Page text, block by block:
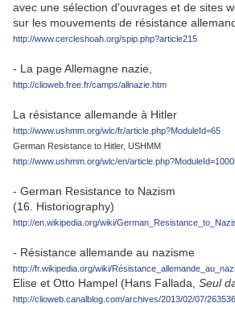
avec une sélection d'ouvrages et de sites
sur les mouvements de résistance
http://www.cercleshoah.org/spip.php?article215
- La page Allemagne nazie,
http://clioweb.free.fr/camps/allnazie.htm
La résistance allemande à Hitler
http://www.ushmm.org/wlc/fr/article.php?ModuleId=65
German Resistance to Hitler, USHMM
http://www.ushmm.org/wlc/en/
- German Resistance to Nazism
(16. Historiography)
http://en.wikipedia.org/wiki/
- Résistance allemande au nazisme
http://fr.wikipedia.org/wiki/
Elise et Otto Hampel (Hans Fallada, Seul
http://clioweb.canalblog.com/archives/2013/02/07/